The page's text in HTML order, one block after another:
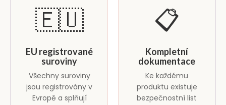
🇪🇺
EU registrované
suroviny
Všechny suroviny
jsou registrovány v
Evropě a splňují
📋
Kompletní
dokumentace
Ke každému
produktu existuje
bezpečnostní list